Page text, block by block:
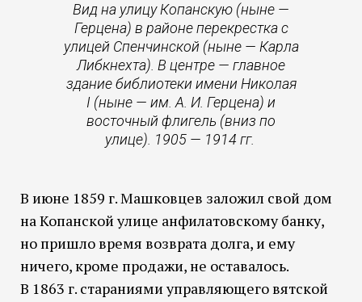
Вид на улицу Копанскую (ныне —
Герцена) в районе перекрестка с
улицей Спенчинской (ныне — Карла
Либкнехта). В центре — главное
здание библиотеки имени Николая
I (ныне — им. А. И. Герцена) и
восточный флигель (вниз по
улице). 1905 — 1914 гг.
В июне 1859 г. Машковцев заложил свой дом
на Копанской улице анфилатовскому банку,
но пришло время возврата долга, и ему
ничего, кроме продажи, не оставалось.
В 1863 г. стараниями управляющего вятской